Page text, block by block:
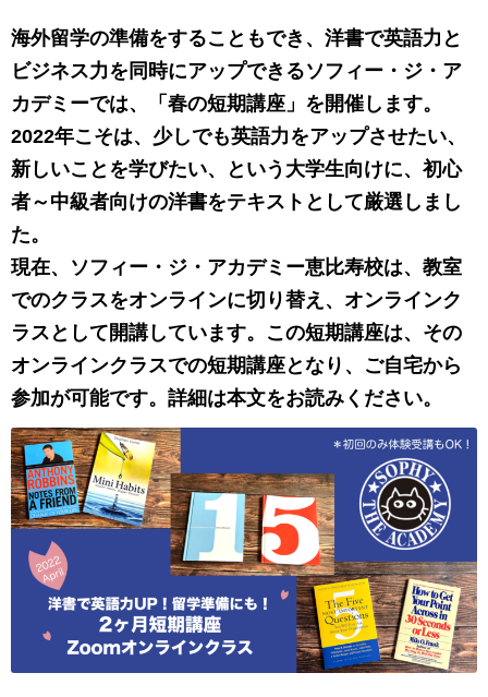
海外留学の準備をすることもでき、洋書で英語力と
ビジネス力を同時にアップできるソフィー・ジ・ア
カデミーでは、「春の短期講座」を開催します。
2022年こそは、少しでも英語力をアップさせたい、
新しいことを学びたい、という大学生向けに、初心
者～中級者向けの洋書をテキストとして厳選しまし
た。
現在、ソフィー・ジ・アカデミー恵比寿校は、教室
でのクラスをオンラインに切り替え、オンラインク
ラスとして開講しています。この短期講座は、その
オンラインクラスでの短期講座となり、ご自宅から
参加が可能です。詳細は本文をお読みください。